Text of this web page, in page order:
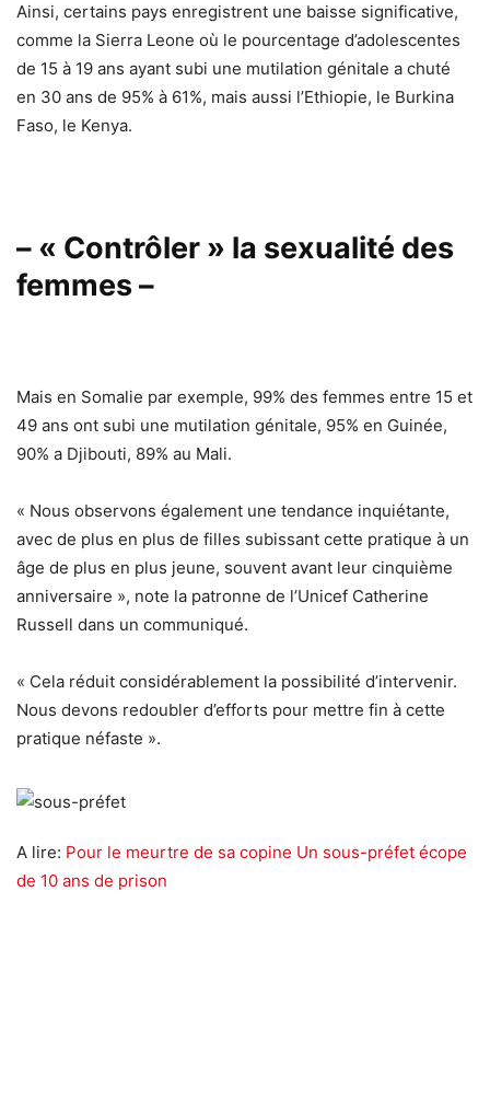
Ainsi, certains pays enregistrent une baisse significative,
comme la Sierra Leone où le pourcentage d’adolescentes
de 15 à 19 ans ayant subi une mutilation génitale a chuté
en 30 ans de 95% à 61%, mais aussi l’Ethiopie, le Burkina
Faso, le Kenya.
– « Contrôler » la sexualité des
femmes –
Mais en Somalie par exemple, 99% des femmes entre 15 et
49 ans ont subi une mutilation génitale, 95% en Guinée,
90% a Djibouti, 89% au Mali.
« Nous observons également une tendance inquiétante,
avec de plus en plus de filles subissant cette pratique à un
âge de plus en plus jeune, souvent avant leur cinquième
anniversaire », note la patronne de l’Unicef Catherine
Russell dans un communiqué.
« Cela réduit considérablement la possibilité d’intervenir.
Nous devons redoubler d’efforts pour mettre fin à cette
pratique néfaste ».
A lire: Pour le meurtre de sa copine Un sous-préfet écope
de 10 ans de prison